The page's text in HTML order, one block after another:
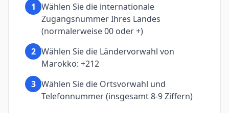
1 Wählen Sie die internationale
Zugangsnummer Ihres Landes
(normalerweise 00 oder +)
2 Wählen Sie die Ländervorwahl von
Marokko: +212
3 Wählen Sie die Ortsvorwahl und
Telefonnummer (insgesamt 8-9 Ziffern)